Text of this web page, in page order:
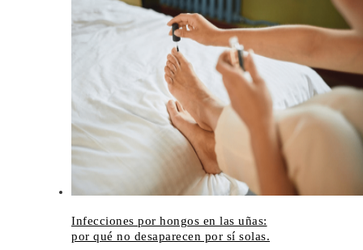
Infecciones por hongos en las uñas:
por qué no desaparecen por sí solas.